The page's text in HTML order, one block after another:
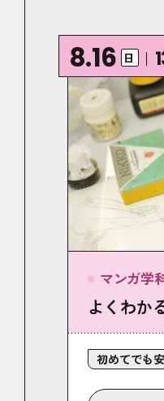
8.16 日
マンガ学
よくわか
初めてでも